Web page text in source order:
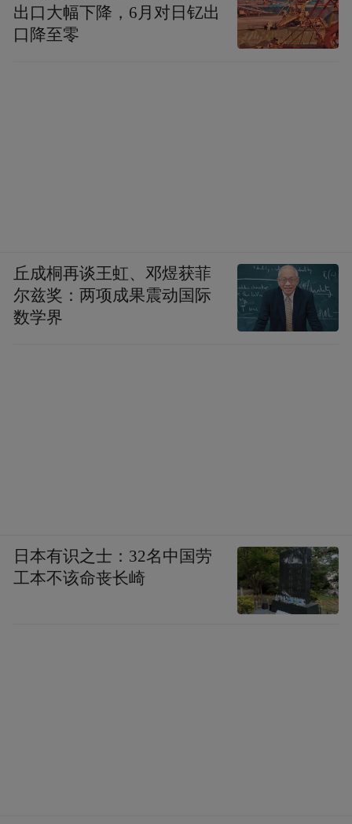
出口大幅下降，6月对日钇出
口降至零
丘成桐再谈王虹、邓煜获菲
尔兹奖：两项成果震动国际
数学界
日本有识之士：32名中国劳
工本不该命丧长崎